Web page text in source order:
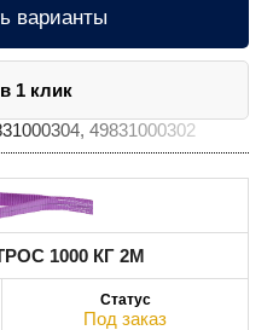
варианты
1 клик
49831000302
1000 КГ 2M
Под заказ